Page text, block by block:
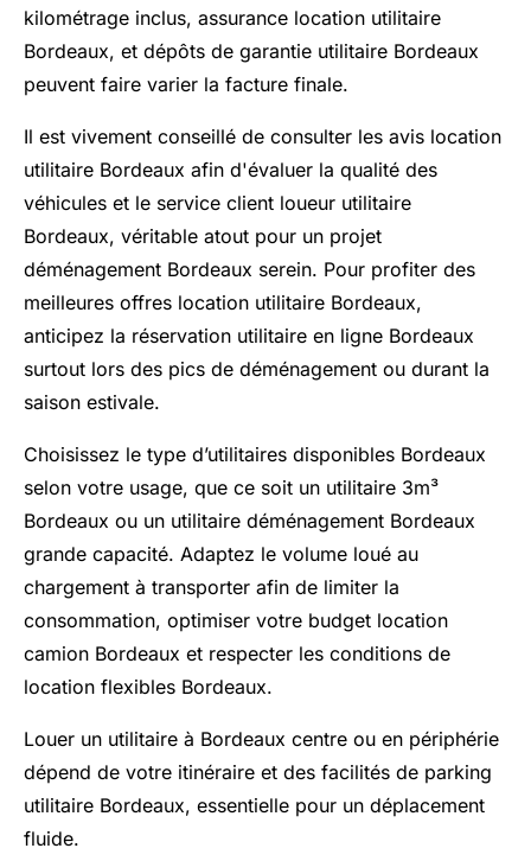
kilométrage inclus, assurance location utilitaire
Bordeaux, et dépôts de garantie utilitaire Bordeaux
peuvent faire varier la facture finale.
Il est vivement conseillé de consulter les avis location
utilitaire Bordeaux afin d'évaluer la qualité des
véhicules et le service client loueur utilitaire
Bordeaux, véritable atout pour un projet
déménagement Bordeaux serein. Pour profiter des
meilleures offres location utilitaire Bordeaux,
anticipez la réservation utilitaire en ligne Bordeaux
surtout lors des pics de déménagement ou durant la
saison estivale.
Choisissez le type d’utilitaires disponibles Bordeaux
selon votre usage, que ce soit un utilitaire 3m³
Bordeaux ou un utilitaire déménagement Bordeaux
grande capacité. Adaptez le volume loué au
chargement à transporter afin de limiter la
consommation, optimiser votre budget location
camion Bordeaux et respecter les conditions de
location flexibles Bordeaux.
Louer un utilitaire à Bordeaux centre ou en périphérie
dépend de votre itinéraire et des facilités de parking
utilitaire Bordeaux, essentielle pour un déplacement
fluide.